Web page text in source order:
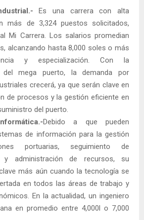
Es una carrera con alta
más de 3,324 puestos solicitados,
Mi Carrera. Los salarios promedian
alcanzando hasta 8,000 soles o más
y especialización. Con la
del mega puerto, la demanda por
crecerá, ya que serán clave en
de procesos y la gestión eficiente en
del puerto.
Debido a que pueden
de información para la gestión
portuarias, seguimiento de
y administración de recursos, su
más aún cuando la tecnología se
en todos las áreas de trabajo y
En la actualidad, un ingeniero
en promedio entre 4,000l o 7,000